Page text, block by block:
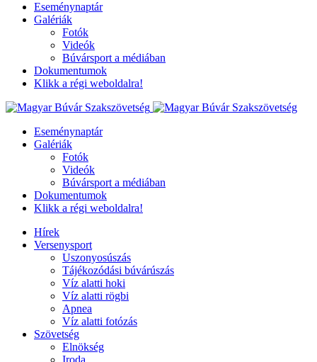
Eseménynaptár
Galériák
Fotók
Videók
Búvársport a médiában
Dokumentumok
Klikk a régi weboldalra!
Eseménynaptár
Galériák
Fotók
Videók
Búvársport a médiában
Dokumentumok
Klikk a régi weboldalra!
Hírek
Versenysport
Uszonyosúszás
Tájékozódási búvárúszás
Víz alatti hoki
Víz alatti rögbi
Apnea
Víz alatti fotózás
Szövetség
Elnökség
Iroda